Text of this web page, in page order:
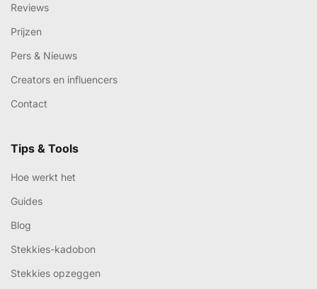
Reviews
Prijzen
Pers & Nieuws
Creators en influencers
Contact
Tips & Tools
Hoe werkt het
Guides
Blog
Stekkies-kadobon
Stekkies opzeggen